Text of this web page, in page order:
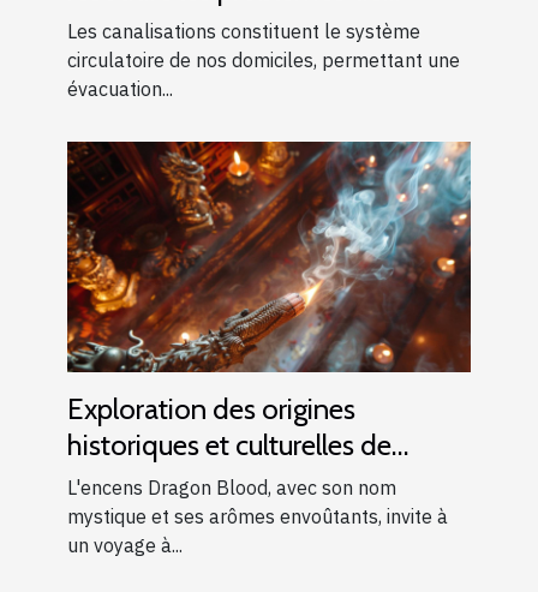
canalisations bouchées
Les canalisations constituent le système
circulatoire de nos domiciles, permettant une
évacuation...
Exploration des origines
historiques et culturelles de
l'encens Dragon Blood
L'encens Dragon Blood, avec son nom
mystique et ses arômes envoûtants, invite à
un voyage à...